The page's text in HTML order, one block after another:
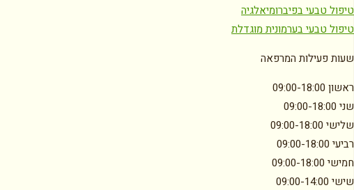
טיפול טבעי בפיברומיאלגיה
טיפול טבעי בערמונית מוגדלת
שעות פעילות המרפאה
ראשון 09:00-18:00
שני 09:00-18:00
שלישי 09:00-18:00
רביעי 09:00-18:00
חמישי 09:00-18:00
שישי 09:00-14:00